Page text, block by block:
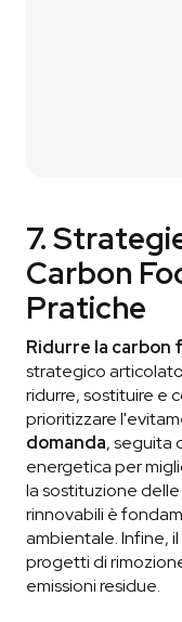
7.
Carbon
Pratiche
Ridurre la
strategico
ridurre, sostituire e
prioritizzare
domanda, seguita
energetica per
la sostituzione
rinnovabili è
ambientale. Infine, il
progetti di
emissioni residue.